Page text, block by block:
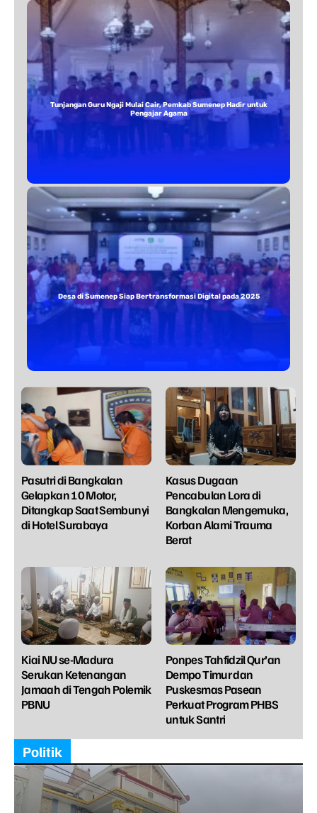
Pasutri di Bangkalan
Gelapkan 10 Motor,
Ditangkap Saat Sembunyi
di Hotel Surabaya
Kasus Dugaan
Pencabulan Lora di
Bangkalan Mengemuka,
Korban Alami Trauma
Berat
Kiai NU se-Madura
Serukan Ketenangan
Jamaah di Tengah Polemik
PBNU
Ponpes Tahfidzil Qur’an
Dempo Timur dan
Puskesmas Pasean
Perkuat Program PHBS
untuk Santri
Tunjangan Guru Ngaji Mulai Cair, Pemkab Sumenep Hadir untuk
Pengajar Agama
Desa di Sumenep Siap Bertransformasi Digital pada 2025
Politik